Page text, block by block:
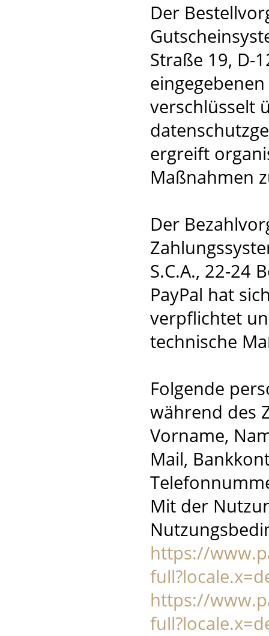
Der
Straße 19, D-
verschlüsselt
ergreift
Maßnahmen
Der
S.C.A., 22-24
PayPal hat
verpflichtet
technische
Folgende
während des
Vorname,
Mail,
Mit der
https://
https://